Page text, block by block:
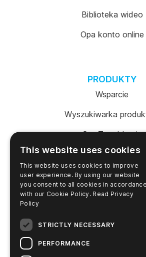
Biblioteka wideo
Opa konto online
PRODUKTY
Wsparcie
Wyszukiwarka
SureTrend Login
Sklep internetowy
Sklep internetowy
Proszę się z nami
This website uses cookies
This website uses cookies to improve
user experience. By using our website
you consent to all cookies in accordance
with our Cookie Policy. Read Privacy
Policy
STRICTLY NECESSARY
PERFORMANCE